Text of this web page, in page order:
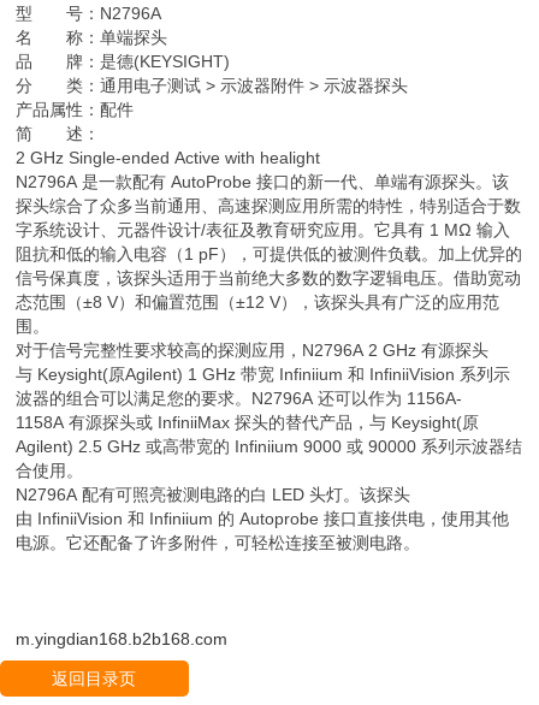
型 号：N2796A
名 称：单端探头
品 牌：是德(KEYSIGHT)
分 类：通用电子测试 > 示波器附件 > 示波器探头
产品属性：配件
简 述：
2 GHz Single-ended Active with healight
N2796A 是一款配有 AutoProbe 接口的新一代、单端有源探头。该
探头综合了众多当前通用、高速探测应用所需的特性，特别适合于数
字系统设计、元器件设计/表征及教育研究应用。它具有 1 MΩ 输入
阻抗和低的输入电容（1 pF），可提供低的被测件负载。加上优异的
信号保真度，该探头适用于当前绝大多数的数字逻辑电压。借助宽动
态范围（±8 V）和偏置范围（±12 V），该探头具有广泛的应用范
围。
对于信号完整性要求较高的探测应用，N2796A 2 GHz 有源探头
与 Keysight(原Agilent) 1 GHz 带宽 Infiniium 和 InfiniiVision 系列示
波器的组合可以满足您的要求。N2796A 还可以作为 1156A-
1158A 有源探头或 InfiniiMax 探头的替代产品，与 Keysight(原
Agilent) 2.5 GHz 或高带宽的 Infiniium 9000 或 90000 系列示波器结
合使用。
N2796A 配有可照亮被测电路的白 LED 头灯。该探头
由 InfiniiVision 和 Infiniium 的 Autoprobe 接口直接供电，使用其他
电源。它还配备了许多附件，可轻松连接至被测电路。
m.yingdian168.b2b168.com
返回目录页